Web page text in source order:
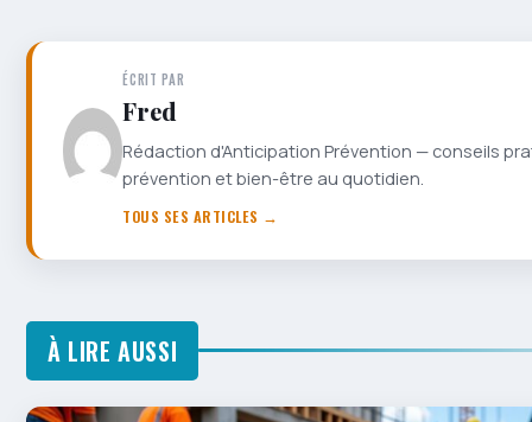
ÉCRIT PAR
Fred
Rédaction d'Anticipation Prévention — conseils
prévention et bien-être au quotidien.
TOUS SES ARTICLES →
À LIRE AUSSI